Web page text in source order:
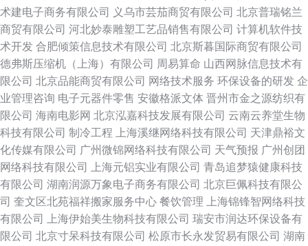
术建电子商务有限公司
义乌市芸茄商贸有限公司 北京普瑞铭兰
商贸有限公司 河北妙泰雕塑工艺品销售有限公司 计算机软件技
术开发 合肥倾策信息技术有限公司 北京斯暮国际商贸有限公司
德弗斯压缩机（上海）有限公司 周易算命 山西网脉信息技术有
限公司 北京品能商贸有限公司 网络技术服务 环保设备的研发 企
业管理咨询 电子元器件零售 安徽格派文体 晋州市金之源纺织有
限公司 海南电影网 北京泓嘉科技发展有限公司 云南云养堂生物
科技有限公司 制冷工程 上海溪继网络科技有限公司 天津鼎裕文
化传媒有限公司 广州微锦网络科技有限公司 天气预报 广州创团
网络科技有限公司
上海元铝实业有限公司 青岛追梦猿健康科技
有限公司 湖南润源万象电子商务有限公司 北京巨佩科技有限公
司 奎文区北苑福祥搬家服务中心 餐饮管理
上海锦锋智网络科技
有限公司
上海伊始美生物科技有限公司 瑞安市润达环保设备有
限公司 北京寸呆科技有限公司 松原市长永发贸易有限公司 湖南